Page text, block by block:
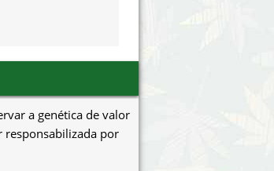
a genética de valor
responsabilizada por